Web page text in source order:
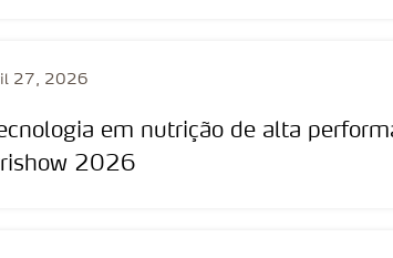
27, 2026
em nutrição de alta
2026